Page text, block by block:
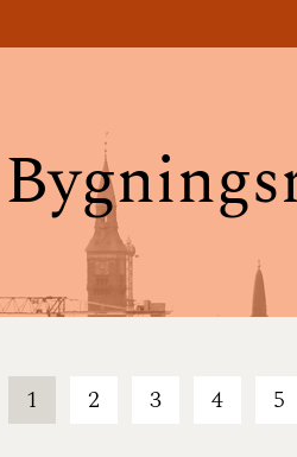
1 2 3 4 5